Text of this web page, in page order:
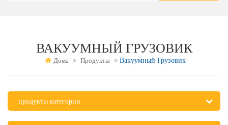
ВАКУУМНЫЙ ГРУЗОВИК
Дома Продукты Вакуумный Грузовик
продукты категории